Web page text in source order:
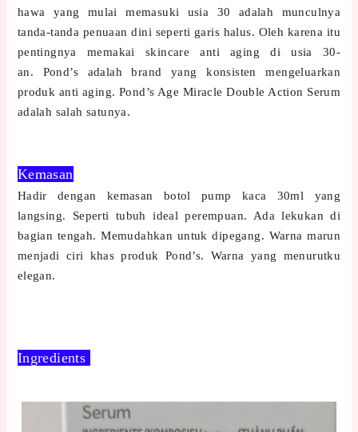
hawa yang mulai memasuki usia 30 adalah munculnya
tanda-tanda penuaan dini seperti garis halus. Oleh karena itu
pentingnya memakai skincare anti aging di usia 30-
an. Pond’s adalah brand yang konsisten mengeluarkan
produk anti aging. Pond’s Age Miracle Double Action Serum
adalah salah satunya.
Kemasan
Hadir dengan kemasan botol pump kaca 30ml yang
langsing. Seperti tubuh ideal perempuan. Ada lekukan di
bagian tengah. Memudahkan untuk dipegang. Warna marun
menjadi ciri khas produk Pond’s. Warna yang menurutku
elegan.
Ingredients